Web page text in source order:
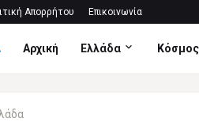
Απορρήτου Επικοινωνία
Αρχική Ελλάδα Κόσμος